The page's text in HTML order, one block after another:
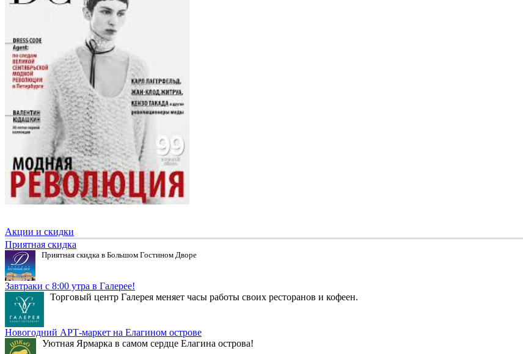
Акции и скидки
Приятная скидка
Приятная скидка в Большом Гостином Дворе
Завтраки с 8:00 утра в Галерее!
Торговый центр Галерея меняет часы работы своих ресторанов и кофеен.
Новогодний АРТ-маркет на Елагином острове
Уютная Ярмарка в самом сердце Елагина острова!